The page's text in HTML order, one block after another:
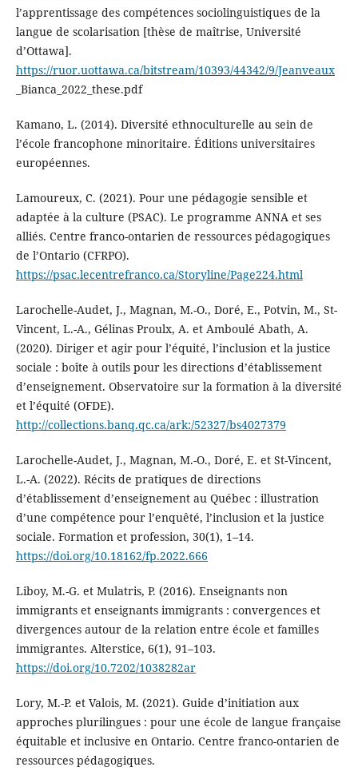
l’apprentissage des compétences sociolinguistiques de la
langue de scolarisation [thèse de maîtrise, Université
d’Ottawa].
https://ruor.uottawa.ca/bitstream/10393/44342/9/Jeanveaux
_Bianca_2022_these.pdf
Kamano, L. (2014). Diversité ethnoculturelle au sein de
l’école francophone minoritaire. Éditions universitaires
européennes.
Lamoureux, C. (2021). Pour une pédagogie sensible et
adaptée à la culture (PSAC). Le programme ANNA et ses
alliés. Centre franco-ontarien de ressources pédagogiques
de l’Ontario (CFRPO).
https://psac.lecentrefranco.ca/Storyline/Page224.html
Larochelle-Audet, J., Magnan, M.-O., Doré, E., Potvin, M., St-
Vincent, L.-A., Gélinas Proulx, A. et Amboulé Abath, A.
(2020). Diriger et agir pour l’équité, l’inclusion et la justice
sociale : boîte à outils pour les directions d’établissement
d’enseignement. Observatoire sur la formation à la diversité
et l’équité (OFDE).
http://collections.banq.qc.ca/ark:/52327/bs4027379
Larochelle-Audet, J., Magnan, M.-O., Doré, E. et St-Vincent,
L.-A. (2022). Récits de pratiques de directions
d’établissement d’enseignement au Québec : illustration
d’une compétence pour l’enquêté, l’inclusion et la justice
sociale. Formation et profession, 30(1), 1–14.
https://doi.org/10.18162/fp.2022.666
Liboy, M.-G. et Mulatris, P. (2016). Enseignants non
immigrants et enseignants immigrants : convergences et
divergences autour de la relation entre école et familles
immigrantes. Alterstice, 6(1), 91–103.
https://doi.org/10.7202/1038282ar
Lory, M.-P. et Valois, M. (2021). Guide d’initiation aux
approches plurilingues : pour une école de langue française
équitable et inclusive en Ontario. Centre franco-ontarien de
ressources pédagogiques.